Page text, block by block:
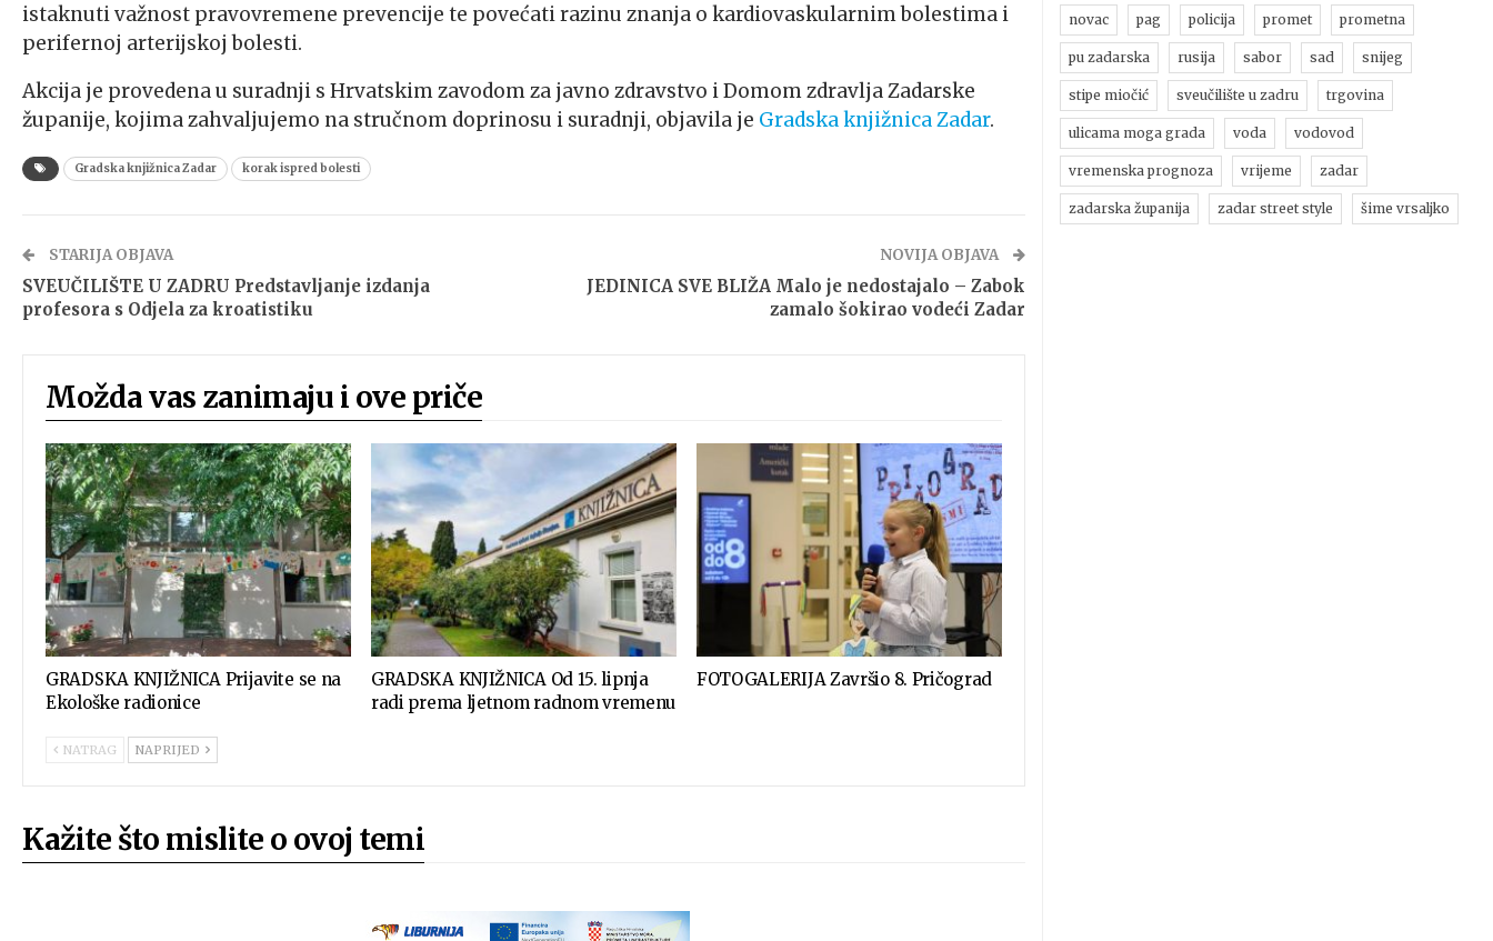
istaknuti važnost pravovremene prevencije te povećati razinu znanja o kardiovaskularnim bolestima i
perifernoj arterijskoj bolesti.
Akcija je provedena u suradnji s Hrvatskim zavodom za javno zdravstvo i Domom zdravlja Zadarske
županije, kojima zahvaljujemo na stručnom doprinosu i suradnji, objavila je Gradska knjižnica Zadar.
Gradska knjižnica Zadar korak ispred bolesti
STARIJA OBJAVA
SVEUČILIŠTE U ZADRU Predstavljanje izdanja
profesora s Odjela za kroatistiku
NOVIJA OBJAVA
JEDINICA SVE BLIŽA Malo je nedostajalo – Zabok
zamalo šokirao vodeći Zadar
Možda vas zanimaju i ove priče
GRADSKA KNJIŽNICA Prijavite se na
Ekološke radionice
GRADSKA KNJIŽNICA Od 15. lipnja
radi prema ljetnom radnom vremenu
FOTOGALERIJA Završio 8. Pričograd
NATRAG NAPRIJED
Kažite što mislite o ovoj temi
novac pag policija promet prometna
pu zadarska rusija sabor sad snijeg
stipe miočić sveučilište u zadru trgovina
ulicama moga grada voda vodovod
vremenska prognoza vrijeme zadar
zadarska županija zadar street style šime vrsaljko